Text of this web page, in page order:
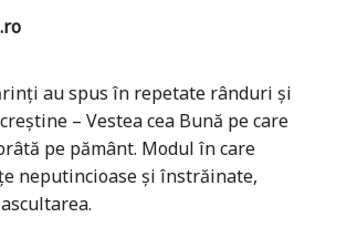
au spus în repetate rânduri și
– Vestea cea Bună pe care
pe pământ. Modul în care
neputincioase și înstrăinate,